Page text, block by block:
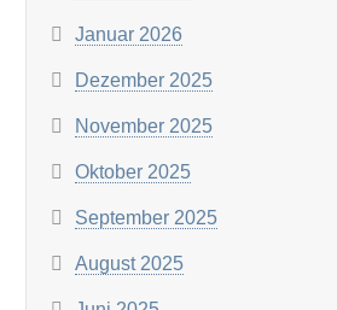
Januar 2026
Dezember 2025
November 2025
Oktober 2025
September 2025
August 2025